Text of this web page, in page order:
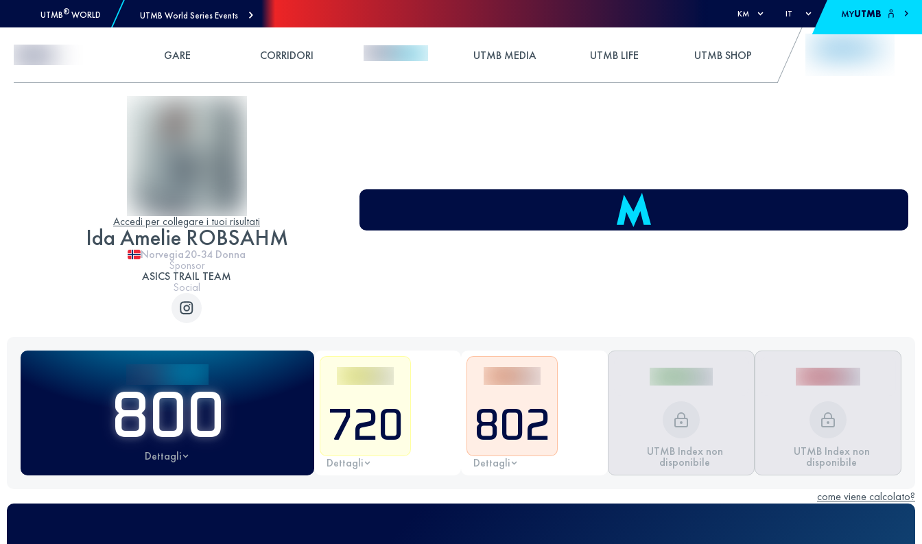
UTMB® WORLD UTMB World Series Events KM IT MYUTMB
GARE CORRIDORI UTMB MEDIA UTMB LIFE UTMB SHOP
Accedi per collegare i tuoi risultati
Ida Amelie ROBSAHM
Norvegia20-34 Donna
Sponsor
ASICS TRAIL TEAM
Social
800
Dettagli
720
Dettagli
802
Dettagli
UTMB Index non
disponibile
UTMB Index non
disponibile
come viene calcolato?